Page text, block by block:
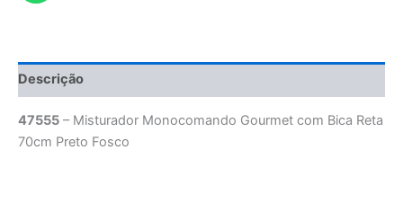
Descrição
47555 – Misturador Monocomando Gourmet com Bica Reta
70cm Preto Fosco